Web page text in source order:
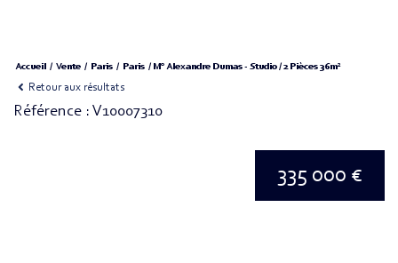
Accueil Vente Paris Paris M° Alexandre Dumas - Studio / 2 Pièces 36m²
Retour aux résultats
Référence : V10007310
335 000 €